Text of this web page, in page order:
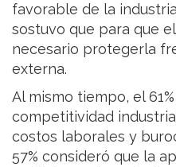
favorable de la
sostuvo que para que
necesario protegerla
externa.
Al mismo tiempo, el
competitividad
costos laborales y
57% consideró que la